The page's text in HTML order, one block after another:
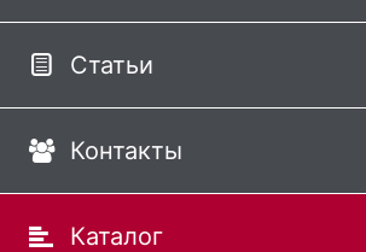
Статьи
Контакты
Каталог